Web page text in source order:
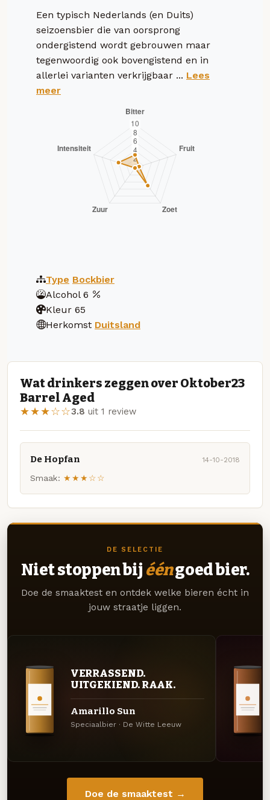
Een typisch Nederlands (en Duits)
seizoensbier die van oorsprong
ondergistend wordt gebrouwen maar
tegenwoordig ook bovengistend en in
allerlei varianten verkrijgbaar ... Lees
meer
Type Bockbier
Alcohol 6
Kleur 65
Herkomst Duitsland
Wat drinkers zeggen over Oktober23
Barrel Aged
★★★☆☆3.8 uit 1 review
De Hopfan 14-10-2018
Smaak: ★★★☆☆
DE SELECTIE
Niet stoppen bij ééngoed bier.
Doe de smaaktest en ontdek welke bieren écht in
jouw straatje liggen.
VERRASSEND.
UITGEKIEND. RAAK.
Amarillo Sun
Speciaalbier · De Witte Leeuw
Doe de smaaktest →